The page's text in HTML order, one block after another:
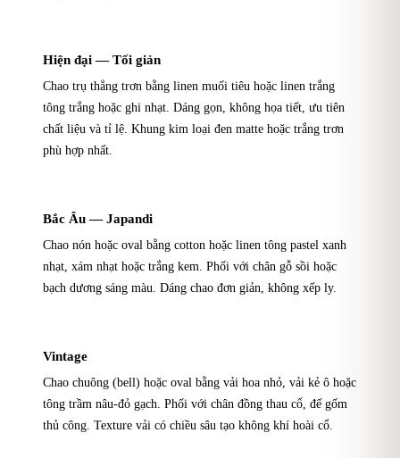
Hiện đại — Tối giản
Chao trụ thẳng trơn bằng linen muối tiêu hoặc linen trắng
tông trắng hoặc ghi nhạt. Dáng gọn, không họa tiết, ưu tiên
chất liệu và tỉ lệ. Khung kim loại đen matte hoặc trắng trơn
phù hợp nhất.
Bắc Âu — Japandi
Chao nón hoặc oval bằng cotton hoặc linen tông pastel xanh
nhạt, xám nhạt hoặc trắng kem. Phối với chân gỗ sồi hoặc
bạch dương sáng màu. Dáng chao đơn giản, không xếp ly.
Vintage
Chao chuông (bell) hoặc oval bằng vải hoa nhỏ, vải kẻ ô hoặc
tông trầm nâu-đỏ gạch. Phối với chân đồng thau cổ, đế gốm
thủ công. Texture vải có chiều sâu tạo không khí hoài cổ.